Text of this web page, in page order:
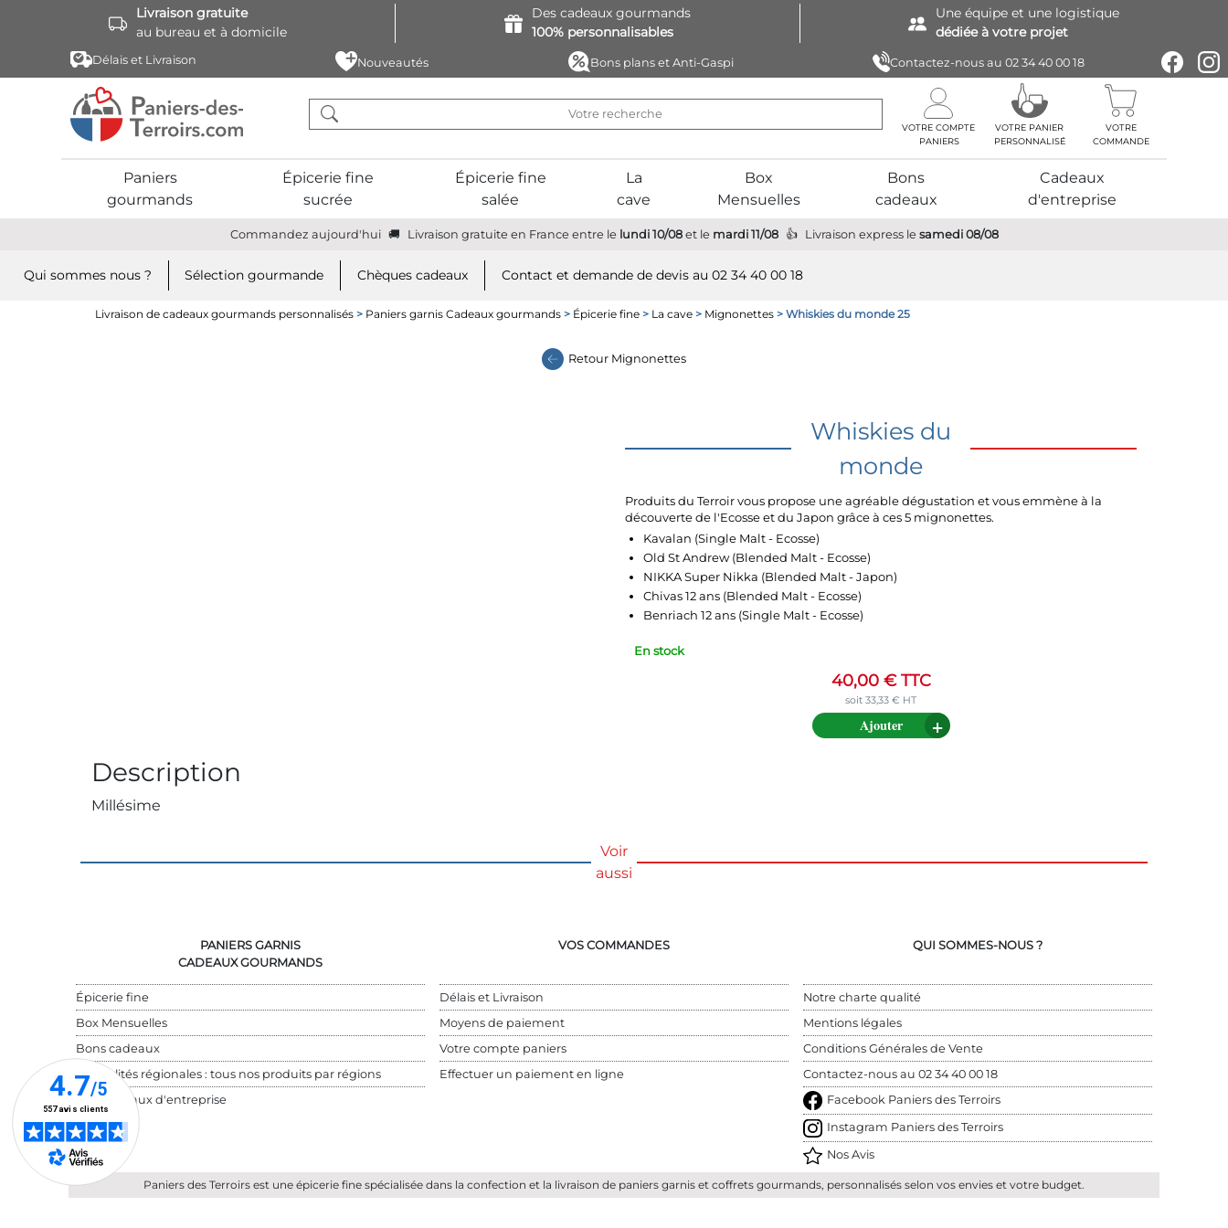
Livraison gratuite
au bureau et à domicile
Des cadeaux gourmands
100% personnalisables
Une équipe et une logistique
dédiée à votre projet
Délais et Livraison Nouveautés Bons plans et Anti-Gaspi Contactez-nous au 02 34 40 00 18
VOTRE COMPTE
VOTRE PANIER
PERSONNALISÉ
VOTRE
COMMANDE
Paniers
gourmands
Épicerie fine
sucrée
Épicerie fine
salée
La
cave
Box
Mensuelles
Bons
cadeaux
Cadeaux
d'entreprise
Commandez aujourd'hui Livraison gratuite en France entre le lundi 10/08et le mardi 11/08 Livraison expressle samedi 08/08
Qui sommes nous ? Sélection gourmande Chèques cadeaux Contact et demande de devis au 02 34 40 00 18
Livraison de cadeaux gourmands personnalisés > Paniers garnis Cadeaux gourmands > Épicerie fine > La cave > Mignonettes > Whiskies du monde 25
Retour Mignonettes
Whiskies du
monde
Produits du Terroir vous propose une agréable dégustation et vous emmène à la
découverte de l'Ecosse et du Japon grâce à ces 5 mignonettes.
Kavalan (Single Malt - Ecosse)
Old St Andrew (Blended Malt - Ecosse)
NIKKA Super Nikka (Blended Malt - Japon)
Chivas 12 ans (Blended Malt - Ecosse)
Benriach 12 ans (Single Malt - Ecosse)
En stock
40,00 €TTC
soit 33,33 € HT
Ajouter
Description
Millésime
Voir
aussi
PANIERS GARNIS
CADEAUX GOURMANDS
Épicerie fine
Box Mensuelles
Bons cadeaux
Spécialités régionales : tous nos produits par régions
Cadeaux d'entreprise
VOS COMMANDES
Délais et Livraison
Moyens de paiement
Votre compte paniers
Effectuer un paiement en ligne
QUI SOMMES-NOUS ?
Notre charte qualité
Mentions légales
Conditions Générales de Vente
Contactez-nous au 02 34 40 00 18
Facebook Paniers des Terroirs
Instagram Paniers des Terroirs
Nos Avis
Paniers des Terroirs est une épicerie fine spécialisée dans la confection et la livraison de paniers garnis et coffrets gourmands, personnalisés selon vos envies et votre budget.